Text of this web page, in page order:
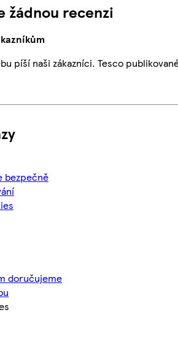
žádnou recenzi
píší naši zákazníci. Tesco
bezpečně
doručujeme